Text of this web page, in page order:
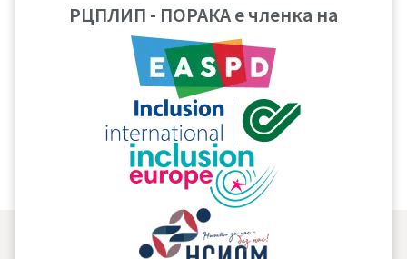
имплементација на Конвенцијата, без одложување.
Да веруваме дека овој ден е навистина посебно
обележје. Нека ова биде вовед за оние лица со
попреченост насекаде во светот станат еднакви
граѓани на општеството.
Соопштение на Inclusion International
РЦПЛИП - ПОРАКА е членка на